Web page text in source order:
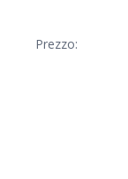
Prezzo: